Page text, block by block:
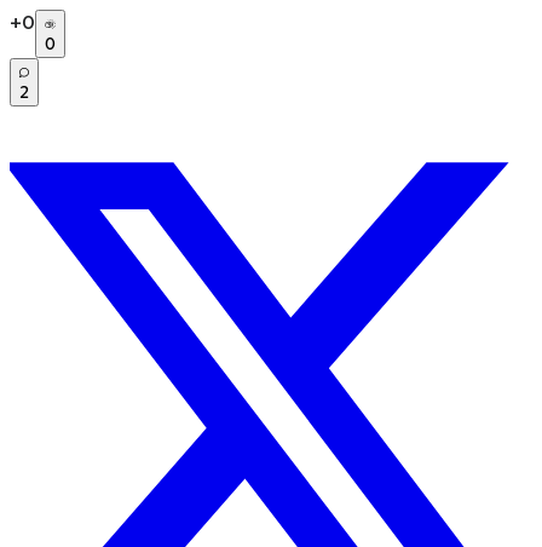
+0
0
2